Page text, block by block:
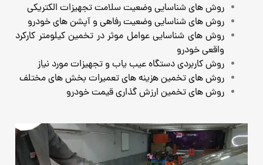
روش های شناسایی وضعیت سلامت تجهیزات الکتریکی
روش های شناسایی وضعیت رفاهی و آپشن های خودرو
روش های شناسایی عوامل موثر در تخمین کیلومتر کارکرد
واقعی خودرو
روش کاربردی دستگاه عیب یاب و تجهیزات مورد نیاز
روش های تخمین هزینه های تعمیرات بخش های مختلف
روش های تخمین ارزش گذاری قیمت خودرو